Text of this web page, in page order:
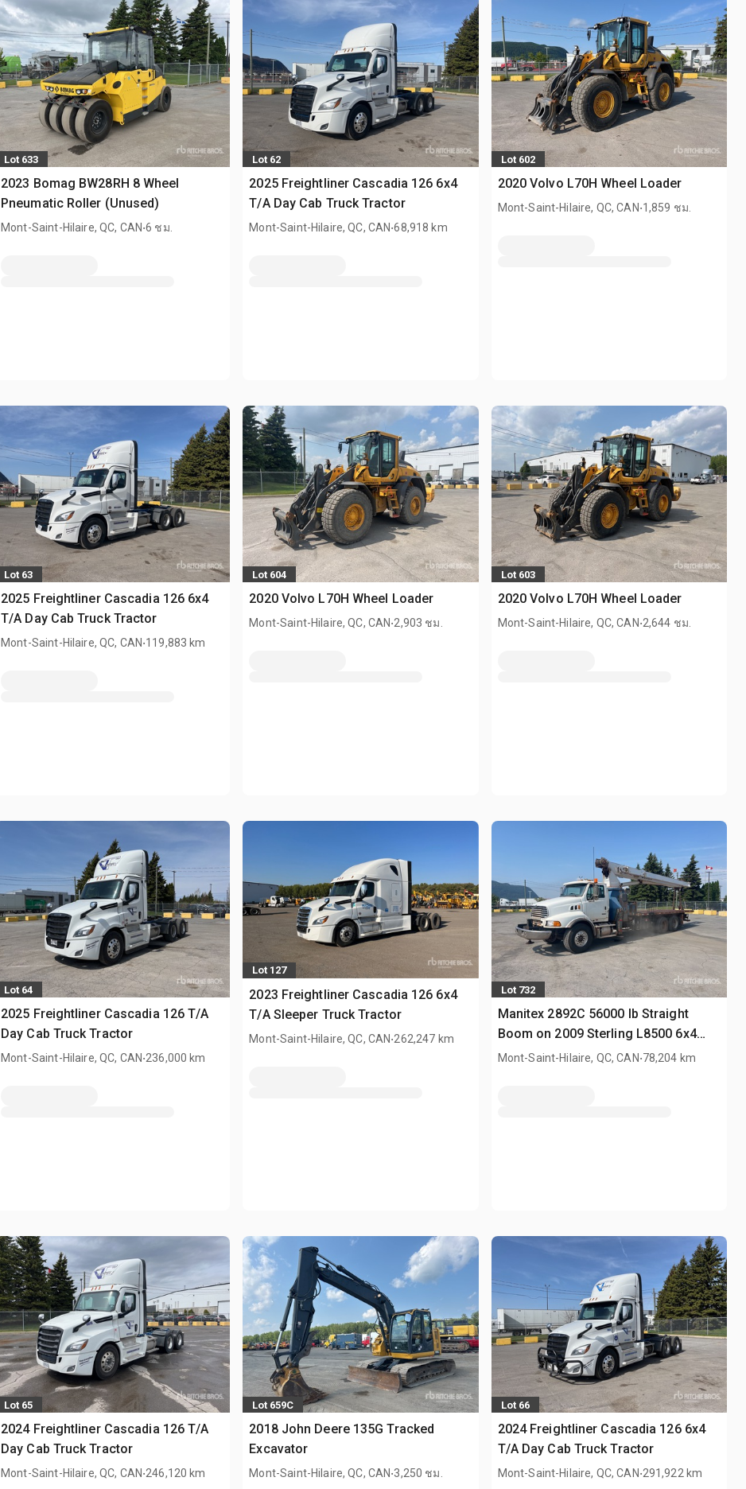
Lot 633
2023 Bomag BW28RH 8 Wheel
Pneumatic Roller (Unused)
Mont-Saint-Hilaire, QC, CAN.6 ชม.
Lot 62
2025 Freightliner Cascadia 126 6x4
T/A Day Cab Truck Tractor
Mont-Saint-Hilaire, QC, CAN.68,918 km
Lot 602
2020 Volvo L70H Wheel Loader
Mont-Saint-Hilaire, QC, CAN.1,859 ชม.
Lot 63
2025 Freightliner Cascadia 126 6x4
T/A Day Cab Truck Tractor
Mont-Saint-Hilaire, QC, CAN.119,883 km
Lot 604
2020 Volvo L70H Wheel Loader
Mont-Saint-Hilaire, QC, CAN.2,903 ชม.
Lot 603
2020 Volvo L70H Wheel Loader
Mont-Saint-Hilaire, QC, CAN.2,644 ชม.
Lot 64
2025 Freightliner Cascadia 126 T/A
Day Cab Truck Tractor
Mont-Saint-Hilaire, QC, CAN.236,000 km
Lot 127
2023 Freightliner Cascadia 126 6x4
T/A Sleeper Truck Tractor
Mont-Saint-Hilaire, QC, CAN.262,247 km
Lot 732
Manitex 2892C 56000 lb Straight
Boom on 2009 Sterling L8500 6x4
Boom Truck
Mont-Saint-Hilaire, QC, CAN.78,204 km
Lot 65
2024 Freightliner Cascadia 126 T/A
Day Cab Truck Tractor
Mont-Saint-Hilaire, QC, CAN.246,120 km
Lot 659C
2018 John Deere 135G Tracked
Excavator
Mont-Saint-Hilaire, QC, CAN.3,250 ชม.
Lot 66
2024 Freightliner Cascadia 126 6x4
T/A Day Cab Truck Tractor
Mont-Saint-Hilaire, QC, CAN.291,922 km